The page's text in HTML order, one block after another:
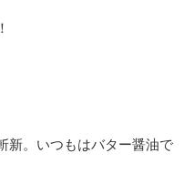
新。いつもはバター醤油で